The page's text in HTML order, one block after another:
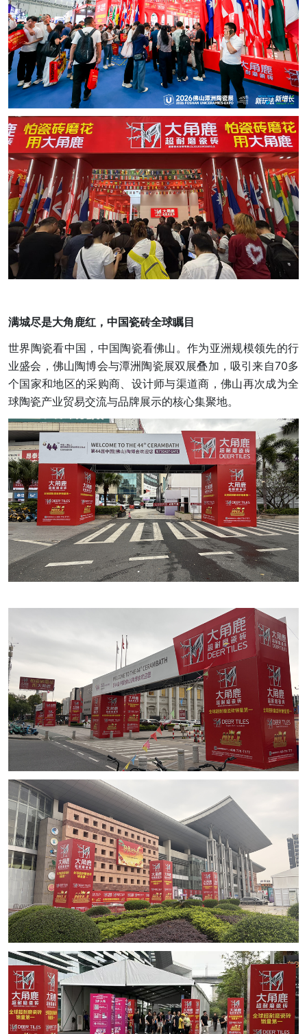
满城尽是大角鹿红，中国瓷砖全球瞩目
世界陶瓷看中国，中国陶瓷看佛山。作为亚洲规模领先的行
业盛会，佛山陶博会与潭洲陶瓷展双展叠加，吸引来自70多
个国家和地区的采购商、设计师与渠道商，佛山再次成为全
球陶瓷产业贸易交流与品牌展示的核心集聚地。